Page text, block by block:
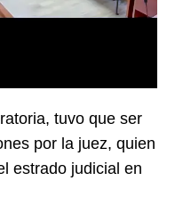
tuvo que ser
por la juez, quien
estrado judicial en